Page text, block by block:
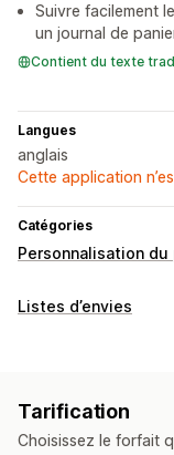
Suivre facilement
un journal de
Contient du texte
Langues
anglais
Cette application
Catégories
Personnalisation du
Personnalisation du
Listes d’envies
Tarification
Choisissez le forfait